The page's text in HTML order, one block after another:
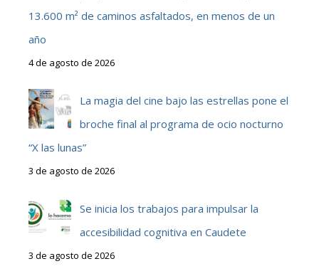
13.600 m² de caminos asfaltados, en menos de un
año
4 de agosto de 2026
La magia del cine bajo las estrellas pone el
broche final al programa de ocio nocturno
“X las lunas”
3 de agosto de 2026
Se inicia los trabajos para impulsar la
accesibilidad cognitiva en Caudete
3 de agosto de 2026